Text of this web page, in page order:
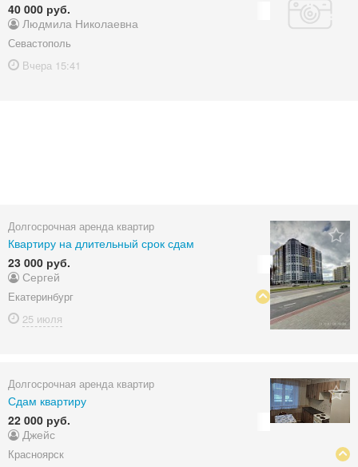
40 000 руб.
Людмила Николаевна
Севастополь
Вчера 15:41
Долгосрочная аренда квартир
Квартиру на длительный срок сдам
23 000 руб.
Сергей
Екатеринбург
25 июля
Долгосрочная аренда квартир
Сдам квартиру
22 000 руб.
Джейс
Красноярск